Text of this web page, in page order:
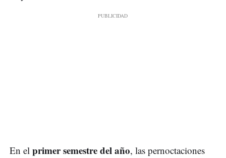
En el primer semestre del año, las pernoctaciones